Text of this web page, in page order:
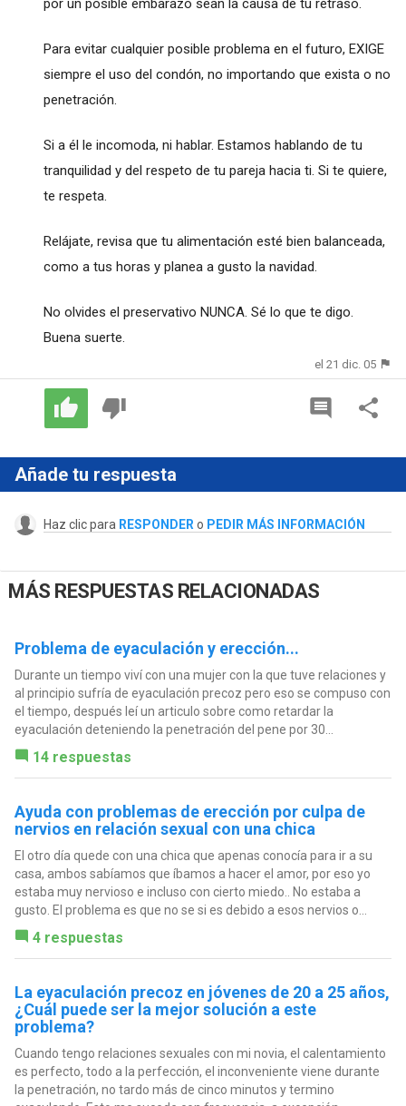
por un posible embarazo sean la causa de tu retraso.
Para evitar cualquier posible problema en el futuro, EXIGE
siempre el uso del condón, no importando que exista o no
penetración.
Si a él le incomoda, ni hablar. Estamos hablando de tu
tranquilidad y del respeto de tu pareja hacia ti. Si te quiere,
te respeta.
Relájate, revisa que tu alimentación esté bien balanceada,
como a tus horas y planea a gusto la navidad.
No olvides el preservativo NUNCA. Sé lo que te digo.
Buena suerte.
el 21 dic. 05
Añade tu respuesta
Haz clic para RESPONDER o PEDIR MÁS INFORMACIÓN
MÁS RESPUESTAS RELACIONADAS
Problema de eyaculación y erección...
Durante un tiempo viví con una mujer con la que tuve relaciones y
al principio sufría de eyaculación precoz pero eso se compuso con
el tiempo, después leí un articulo sobre como retardar la
eyaculación deteniendo la penetración del pene por 30...
14 respuestas
Ayuda con problemas de erección por culpa de
nervios en relación sexual con una chica
El otro día quede con una chica que apenas conocía para ir a su
casa, ambos sabíamos que íbamos a hacer el amor, por eso yo
estaba muy nervioso e incluso con cierto miedo.. No estaba a
gusto. El problema es que no se si es debido a esos nervios o...
4 respuestas
La eyaculación precoz en jóvenes de 20 a 25 años,
¿Cuál puede ser la mejor solución a este
problema?
Cuando tengo relaciones sexuales con mi novia, el calentamiento
es perfecto, todo a la perfección, el inconveniente viene durante
la penetración, no tardo más de cinco minutos y termino